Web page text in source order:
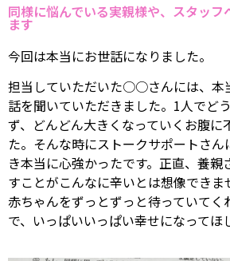
同様に悩んでいる実親様や、スタッフ
ます
今回は本当にお世話になりました。
担当していただいた○○さんには、本
話を聞いていただきました。1人でど
ず、どんどん大きくなっていくお腹に
た。そんな時にストークサポートさ
き本当に心強かったです。正直、養親
すことがこんなに辛いとは想像できま
赤ちゃんをずっとずっと待っていてく
で、いっぱいいっぱい幸せになってほ